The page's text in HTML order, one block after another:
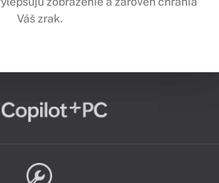
Váš zrak.